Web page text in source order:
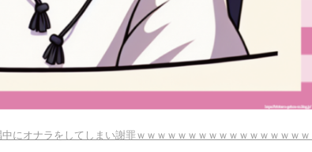
にオナラをしてしまい謝罪ｗｗｗｗｗｗｗｗｗｗｗｗｗｗｗｗｗ